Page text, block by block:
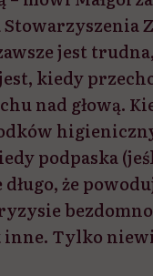
Stowarzyszenia
jest
kiedy
nad głową.
podpaska
długo, że
inne. Tylko